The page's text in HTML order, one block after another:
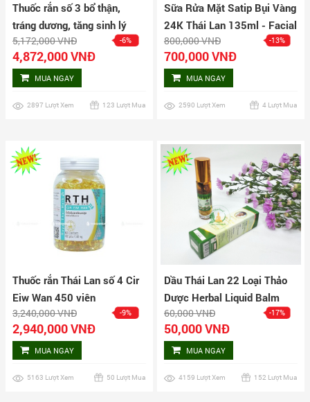
Thuốc rắn số 3 bổ thận,
tráng dương, tăng sinh lý
nam Cir Bian Wan hộp 240
viên
5,172,000 VNĐ -6%
4,872,000 VNĐ
MUA NGAY
2897 Lượt Xem 123 Lượt Mua
Sữa Rửa Mặt Satip Bụi Vàng
24K Thái Lan 135ml - Facial
Wash Gel
800,000 VNĐ -13%
700,000 VNĐ
MUA NGAY
2590 Lượt Xem 4 Lượt Mua
Thuốc rắn Thái Lan số 4 Cir
Eiw Wan 450 viên
3,240,000 VNĐ -9%
2,940,000 VNĐ
MUA NGAY
5163 Lượt Xem 50 Lượt Mua
Dầu Thái Lan 22 Loại Thảo
Dược Herbal Liquid Balm
Yatim Brand
60,000 VNĐ -17%
50,000 VNĐ
MUA NGAY
4159 Lượt Xem 152 Lượt Mua